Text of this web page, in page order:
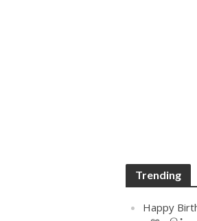
Trending
Happy